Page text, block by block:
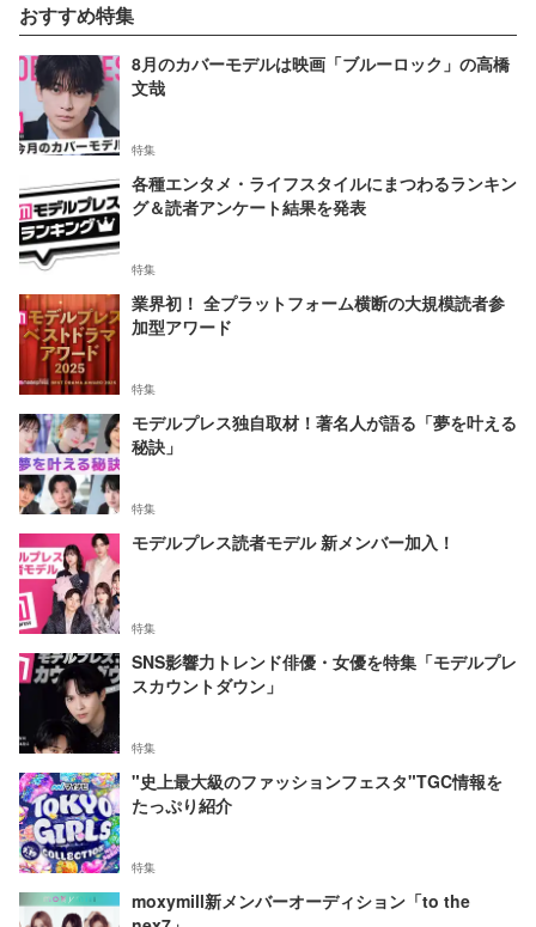
おすすめ特集
8月のカバーモデルは映画「ブルーロック」の高橋
文哉
特集
各種エンタメ・ライフスタイルにまつわるランキン
グ＆読者アンケート結果を発表
特集
業界初！ 全プラットフォーム横断の大規模読者参
加型アワード
特集
モデルプレス独自取材！著名人が語る「夢を叶える
秘訣」
特集
モデルプレス読者モデル 新メンバー加入！
特集
SNS影響力トレンド俳優・女優を特集「モデルプレ
スカウントダウン」
特集
"史上最大級のファッションフェスタ"TGC情報を
たっぷり紹介
特集
moxymill新メンバーオーディション「to the